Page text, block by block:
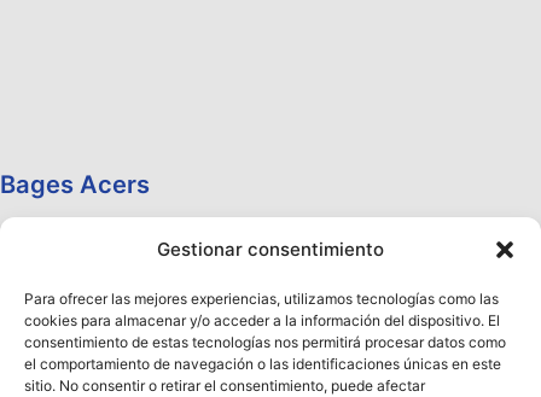
Gestionar consentimiento
Para ofrecer las mejores experiencias, utilizamos tecnologías como las
cookies para almacenar y/o acceder a la información del dispositivo. El
consentimiento de estas tecnologías nos permitirá procesar datos como
el comportamiento de navegación o las identificaciones únicas en este
sitio. No consentir o retirar el consentimiento, puede afectar
Bages Acers